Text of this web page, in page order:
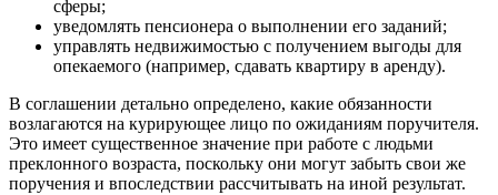
сферы;
уведомлять пенсионера о выполнении его заданий;
управлять недвижимостью с получением выгоды для
опекаемого (например, сдавать квартиру в аренду).
В соглашении детально определено, какие обязанности
возлагаются на курирующее лицо по ожиданиям поручителя.
Это имеет существенное значение при работе с людьми
преклонного возраста, поскольку они могут забыть свои же
поручения и впоследствии рассчитывать на иной результат.